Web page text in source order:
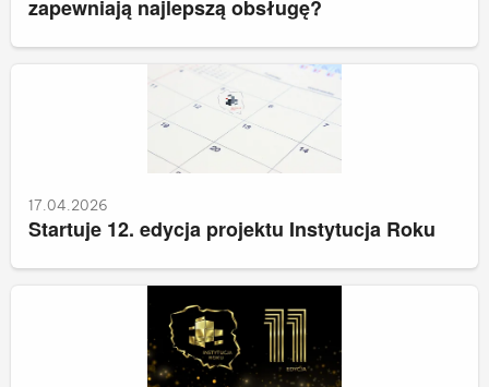
zapewniają najlepszą obsługę?
17.04.2026
Startuje 12. edycja projektu Instytucja Roku